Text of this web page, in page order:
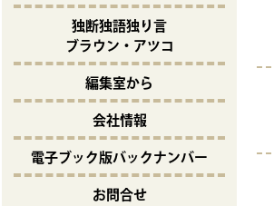
独断独語独り言
ブラウン・アツコ
編集室から
会社情報
電子ブック版バックナンバー
お問合せ